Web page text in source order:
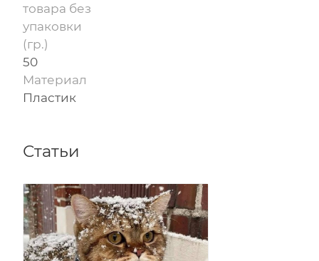
товара без
упаковки
(гр.)
50
Материал
Пластик
Статьи